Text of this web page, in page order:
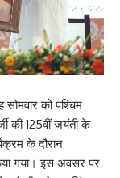
सोमवार को पश्चिम
की 125वीं जयंती के
के दौरान
गया। इस अवसर पर